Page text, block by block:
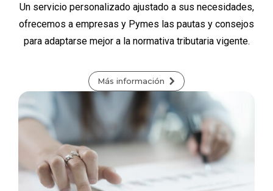
Un servicio personalizado ajustado a sus necesidades,
ofrecemos a empresas y Pymes las pautas y consejos
para adaptarse mejor a la normativa tributaria vigente.
Más información